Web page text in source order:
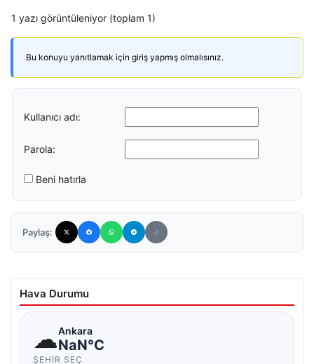
1 yazı görüntüleniyor (toplam 1)
Bu konuyu yanıtlamak için giriş yapmış olmalısınız.
Kullanıcı adı:
Parola:
Beni hatırla
Paylaş:
Hava Durumu
☁Ankara
NaN°C
ŞEHIR SEÇ